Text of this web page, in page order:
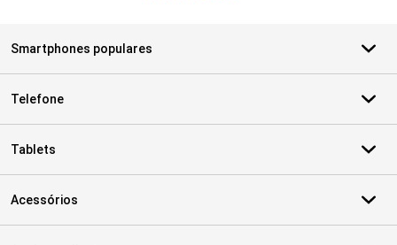
Smartphones populares
Telefone
Tablets
Acessórios